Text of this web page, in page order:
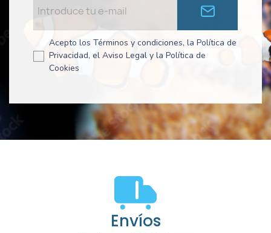
Acepto los Términos y condiciones, la Política de
Privacidad, el Aviso Legal y la Política de
Cookies
Envíos